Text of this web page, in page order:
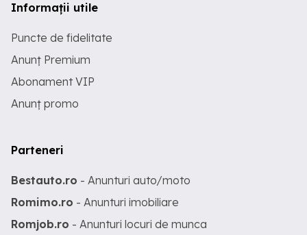
Informații utile
Puncte de fidelitate
Anunț Premium
Abonament VIP
Anunț promo
Parteneri
Bestauto.ro - Anunturi auto/moto
Romimo.ro - Anunturi imobiliare
Romjob.ro - Anunturi locuri de munca